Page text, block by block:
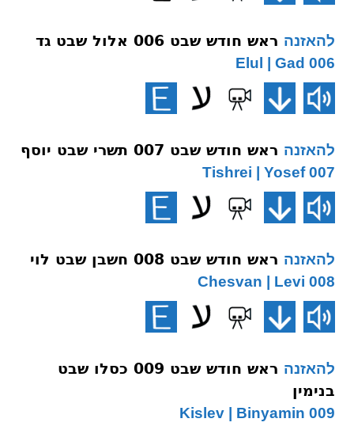
להאזנה ראש חודש שבט 006 אלול שבט גד
006 Elul | Gad
להאזנה ראש חודש שבט 007 תשרי שבט יוסף
007 Tishrei | Yosef
להאזנה ראש חודש שבט 008 חשבן שבט לוי
008 Chesvan | Levi
להאזנה
ראש חודש שבט 009 כסלו שבט
בנימין
009 Kislev | Binyamin